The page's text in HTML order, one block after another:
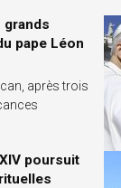
grands
pape Léon
après trois
poursuit